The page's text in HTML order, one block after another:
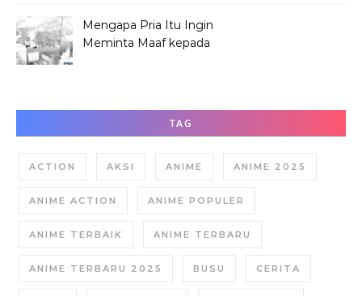
Mengapa Pria Itu Ingin
Meminta Maaf kepada
TAG
ACTION AKSI ANIME ANIME 2025
ANIME ACTION ANIME POPULER
ANIME TERBAIK ANIME TERBARU
ANIME TERBARU 2025 BUSU CERITA